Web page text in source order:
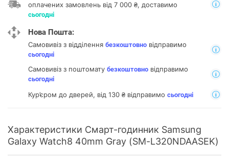
оплачених замовлень від 7 000 ₴, доставимо
сьогодні
Нова Пошта:
Самовивіз з відділення безкоштовно відправимо
сьогодні
Самовивіз з поштомату безкоштовно відправимо
сьогодні
Кур’єром до дверей, від 130 ₴ відправимо сьогодні
Характеристики Смарт-годинник Samsung
Galaxy Watch8 40mm Gray (SM-L320NDAASEK)